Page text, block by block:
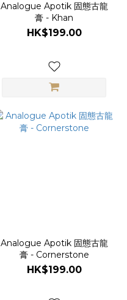
Analogue Apotik 固態古龍
膏 - Khan
HK$199.00
Analogue Apotik 固態古龍
膏 - Cornerstone
HK$199.00